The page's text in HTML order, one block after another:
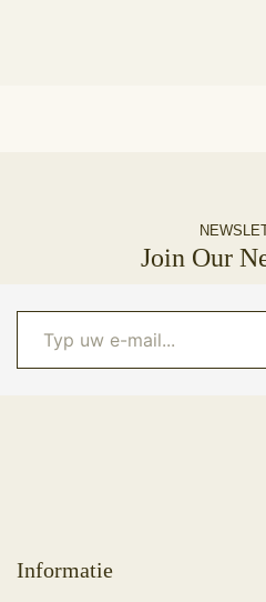
Join Our
Typ uw e-mail...
Informatie